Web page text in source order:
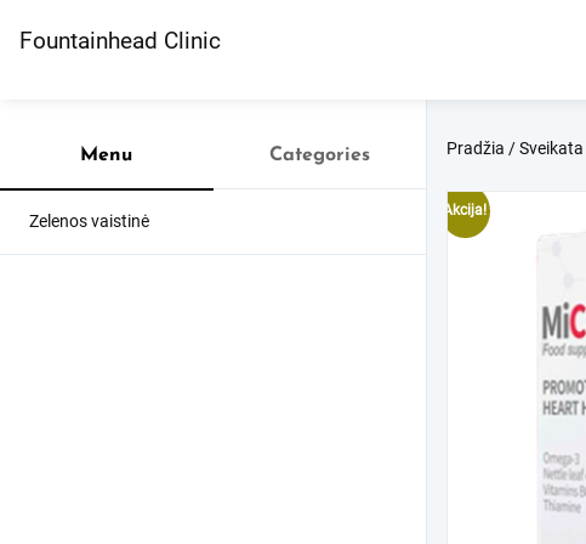
Fountainhead Clinic
Menu Categories
Zelenos vaistinė
Pradžia /Sveikata
Akcija!